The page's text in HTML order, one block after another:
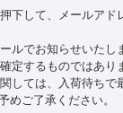
下して、メールアド
ルでお知らせいたし
定するものではあり
しては、入荷待ちで
めご了承ください。